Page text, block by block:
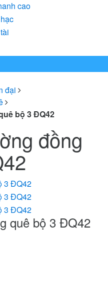
đại
bộ 3 ĐQ42
đồng
quê bộ 3 ĐQ42